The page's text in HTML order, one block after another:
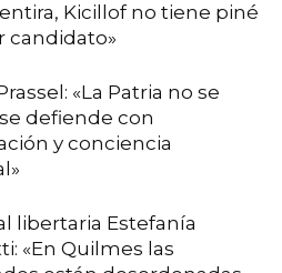
Kicillof no tiene piné
candidato»
«La Patria no se
defiende con
y conciencia
libertaria Estefanía
«En Quilmes las